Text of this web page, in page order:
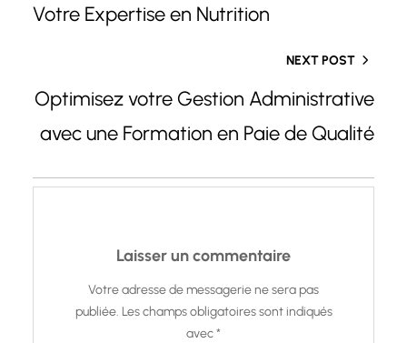
Votre Expertise en Nutrition
NEXT POST
Optimisez votre Gestion Administrative
avec une Formation en Paie de Qualité
Laisser un commentaire
Votre adresse de messagerie ne sera pas
publiée. Les champs obligatoires sont indiqués
avec*